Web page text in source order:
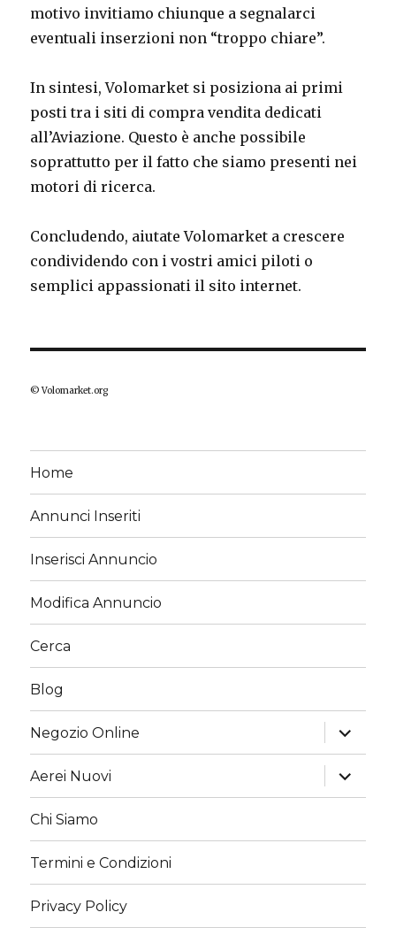
motivo invitiamo chiunque a segnalarci
eventuali inserzioni non “troppo chiare”.
In sintesi, Volomarket si posiziona ai primi
posti tra i siti di compra vendita dedicati
all’Aviazione. Questo è anche possibile
soprattutto per il fatto che siamo presenti nei
motori di ricerca.
Concludendo, aiutate Volomarket a crescere
condividendo con i vostri amici piloti o
semplici appassionati il sito internet.
© Volomarket.org
Home
Annunci Inseriti
Inserisci Annuncio
Modifica Annuncio
Cerca
Blog
Negozio Online
apri
i
menu
child
Aerei Nuovi
apri
i
menu
Chi Siamo
Termini e Condizioni
Privacy Policy